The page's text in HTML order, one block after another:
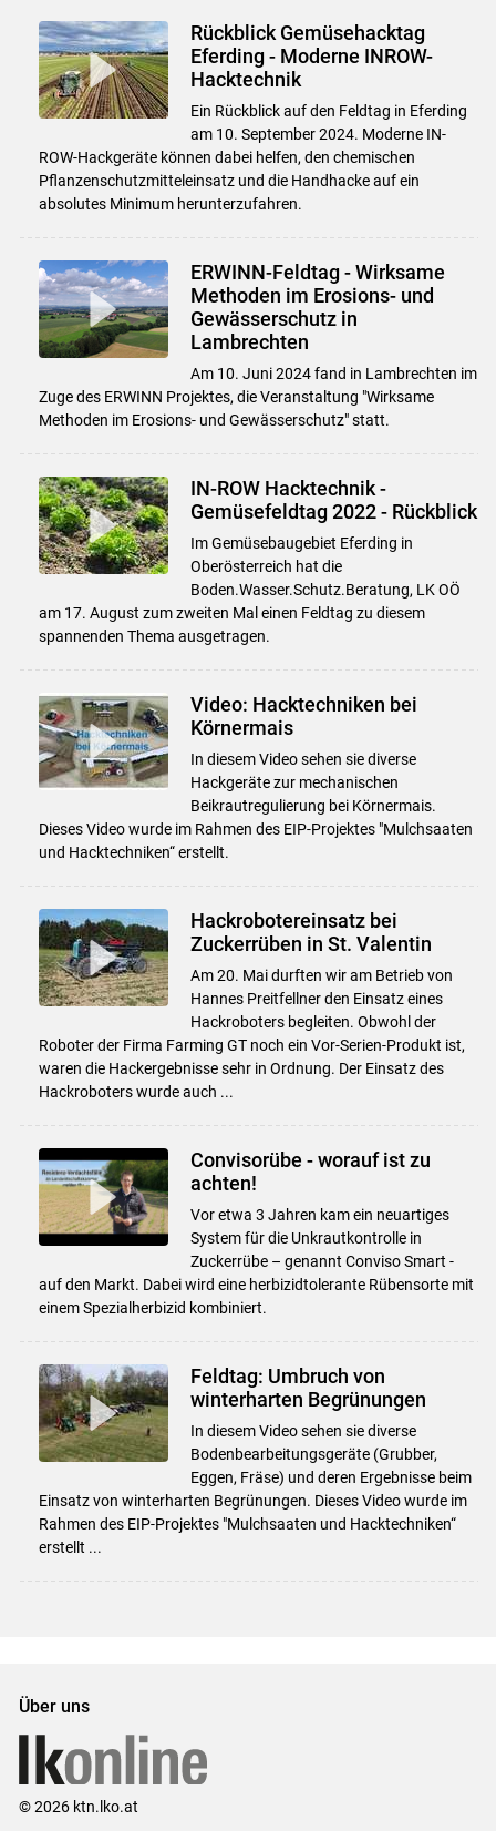
Rückblick Gemüsehacktag
Eferding - Moderne INROW-
Hacktechnik
Ein Rückblick auf den Feldtag in Eferding
am 10. September 2024. Moderne IN-
ROW-Hackgeräte können dabei helfen, den chemischen
Pflanzenschutzmitteleinsatz und die Handhacke auf ein
absolutes Minimum herunterzufahren.
ERWINN-Feldtag - Wirksame
Methoden im Erosions- und
Gewässerschutz in
Lambrechten
Am 10. Juni 2024 fand in Lambrechten im
Zuge des ERWINN Projektes, die Veranstaltung "Wirksame
Methoden im Erosions- und Gewässerschutz" statt.
IN-ROW Hacktechnik -
Gemüsefeldtag 2022 - Rückblick
Im Gemüsebaugebiet Eferding in
Oberösterreich hat die
Boden.Wasser.Schutz.Beratung, LK OÖ
am 17. August zum zweiten Mal einen Feldtag zu diesem
spannenden Thema ausgetragen.
Video: Hacktechniken bei
Körnermais
In diesem Video sehen sie diverse
Hackgeräte zur mechanischen
Beikrautregulierung bei Körnermais.
Dieses Video wurde im Rahmen des EIP-Projektes "Mulchsaaten
und Hacktechniken“ erstellt.
Hackrobotereinsatz bei
Zuckerrüben in St. Valentin
Am 20. Mai durften wir am Betrieb von
Hannes Preitfellner den Einsatz eines
Hackroboters begleiten. Obwohl der
Roboter der Firma Farming GT noch ein Vor-Serien-Produkt ist,
waren die Hackergebnisse sehr in Ordnung. Der Einsatz des
Hackroboters wurde auch ...
Convisorübe - worauf ist zu
achten!
Vor etwa 3 Jahren kam ein neuartiges
System für die Unkrautkontrolle in
Zuckerrübe – genannt Conviso Smart -
auf den Markt. Dabei wird eine herbizidtolerante Rübensorte mit
einem Spezialherbizid kombiniert.
Feldtag: Umbruch von
winterharten Begrünungen
In diesem Video sehen sie diverse
Bodenbearbeitungsgeräte (Grubber,
Eggen, Fräse) und deren Ergebnisse beim
Einsatz von winterharten Begrünungen. Dieses Video wurde im
Rahmen des EIP-Projektes "Mulchsaaten und Hacktechniken“
erstellt ...
Über uns
© 2026 ktn.lko.at